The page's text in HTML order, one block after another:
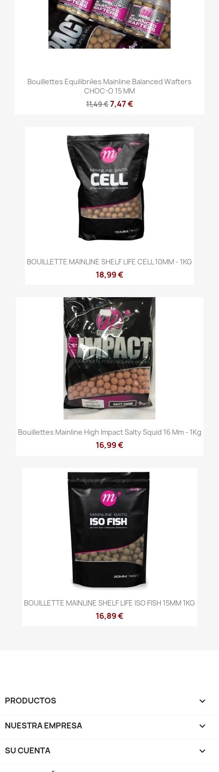
Bouillettes Equilibrйes Mainline Balanced Wafters
CHOC-O 15 MM
11,49 €7,47 €
BOUILLETTE MAINLINE SHELF LIFE CELL 10MM - 1KG
18,99 €
Bouillettes Mainline High Impact Salty Squid 16 Mm - 1Kg
16,99 €
BOUILLETTE MAINLINE SHELF LIFE ISO FISH 15MM 1KG
16,89 €
PRODUCTOS 
NUESTRA EMPRESA 
SU CUENTA 